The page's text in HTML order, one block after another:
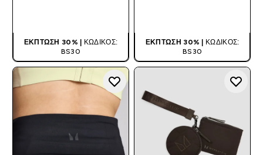
ΈΚΠΤΩΣΗ 30% |
ΚΩΔΙΚΌΣ:
BS30
ΈΚΠΤΩΣΗ 30% |
ΚΩΔΙΚΌΣ:
BS30